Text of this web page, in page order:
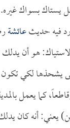
يستاك بسواك
فيه حديثعائشة
هو أن
يشحذها لكي تكون
كما يعمل
يعني: أنه كان